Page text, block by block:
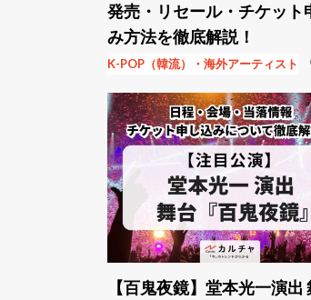
発売・リセール・チケット
み方法を徹底解説！
K-POP（韓流）・海外アーティスト
【百鬼夜鏡】堂本光一演出